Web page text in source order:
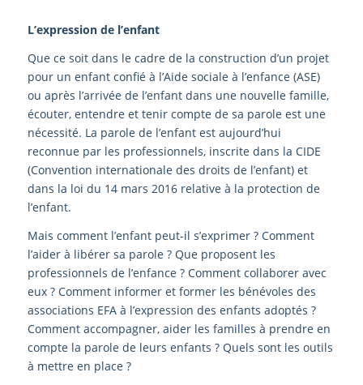
L’expression de l’enfant
Que ce soit dans le cadre de la construction d’un projet
pour un enfant confié à l’Aide sociale à l’enfance (ASE)
ou après l’arrivée de l’enfant dans une nouvelle famille,
écouter, entendre et tenir compte de sa parole est une
nécessité. La parole de l’enfant est aujourd’hui
reconnue par les professionnels, inscrite dans la CIDE
(Convention internationale des droits de l’enfant) et
dans la loi du 14 mars 2016 relative à la protection de
l’enfant.
Mais comment l’enfant peut-il s’exprimer ? Comment
l’aider à libérer sa parole ? Que proposent les
professionnels de l’enfance ? Comment collaborer avec
eux ? Comment informer et former les bénévoles des
associations EFA à l’expression des enfants adoptés ?
Comment accompagner, aider les familles à prendre en
compte la parole de leurs enfants ? Quels sont les outils
à mettre en place ?